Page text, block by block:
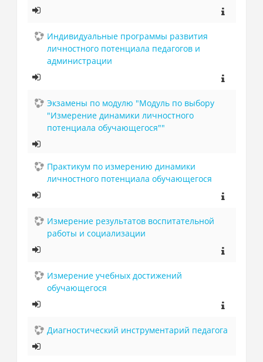
Индивидуальные программы развития
личностного потенциала педагогов и
администрации
Экзамены по модулю "Модуль по выбору
"Измерение динамики личностного
потенциала обучающегося""
Практикум по измерению динамики
личностного потенциала обучающегося
Измерение результатов воспитательной
работы и социализации
Измерение учебных достижений
обучающегося
Диагностический инструментарий педагога